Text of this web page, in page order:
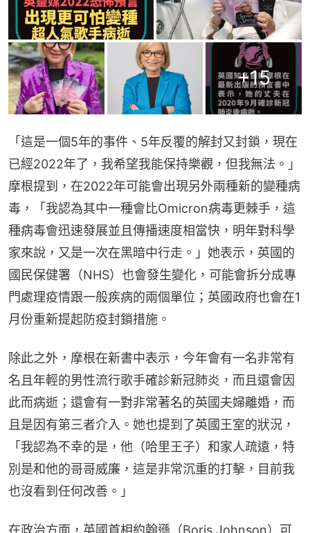
+15
「這是一個5年的事件、5年反覆的解封又封鎖，現在
已經2022年了，我希望我能保持樂觀，但我無法。」
摩根提到，在2022年可能會出現另外兩種新的變種病
毒，「我認為其中一種會比Omicron病毒更棘手，這
種病毒會迅速發展並且傳播速度相當快，明年對科學
家來說，又是一次在黑暗中行走。」她表示，英國的
國民保健署（NHS）也會發生變化，可能會拆分成專
門處理疫情跟一般疾病的兩個單位；英國政府也會在1
月份重新提起防疫封鎖措施。
除此之外，摩根在新書中表示，今年會有一名非常有
名且年輕的男性流行歌手確診新冠肺炎，而且還會因
此而病逝；還會有一對非常著名的英國夫婦離婚，而
且是因有第三者介入。她也提到了英國王室的狀況，
「我認為不幸的是，他（哈里王子）和家人疏遠，特
別是和他的哥哥威廉，這是非常沉重的打擊，目前我
也沒看到任何改善。」
在政治方面，英國首相約翰遜（Boris Johnson）可